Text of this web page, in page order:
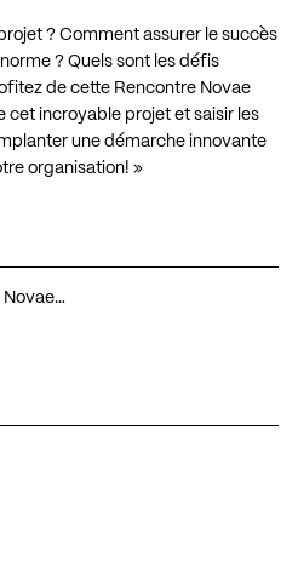
? Comment assurer le succès
? Quels sont les défis
de cette Rencontre Novae
cet incroyable projet et saisir les
une démarche innovante
organisation! »
Novae…